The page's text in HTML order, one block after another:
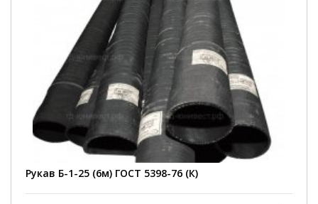
Рукав Б-1-25 (6м) ГОСТ 5398-76 (К)
3 Атм
Умови покупки
від 1 шт
Колір рукава
чорний
Довжина рукава
6000 мм
Конструкція
армований ниткою та
металевою спіраллю
Діапазон робочих
температур
від -35 до +90 С
Відповідність
нормативному документу
ГОСТ 5398-76
Кварт